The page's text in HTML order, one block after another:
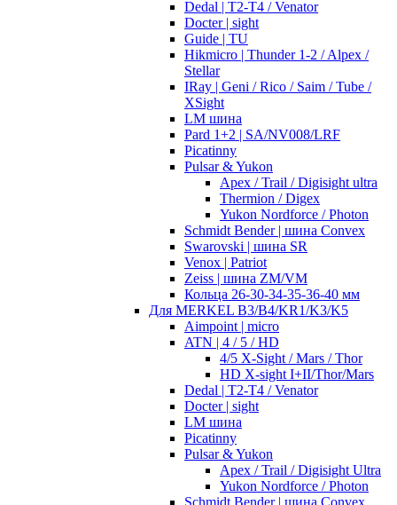
Dedal | T2-T4 / Venator
Docter | sight
Guide | TU
Hikmicro | Thunder 1-2 / Alpex /
Stellar
IRay | Geni / Rico / Saim / Tube /
XSight
LM шина
Pard 1+2 | SA/NV008/LRF
Picatinny
Pulsar & Yukon
Apex / Trail / Digisight ultra
Thermion / Digex
Yukon Nordforce / Photon
Schmidt Bender | шина Convex
Swarovski | шина SR
Venox | Patriot
Zeiss | шина ZM/VM
Кольца 26-30-34-35-36-40 мм
Для MERKEL B3/B4/KR1/K3/K5
Aimpoint | micro
ATN | 4 / 5 / HD
4/5 X-Sight / Mars / Thor
HD X-sight I+II/Thor/Mars
Dedal | T2-T4 / Venator
Docter | sight
LM шина
Picatinny
Pulsar & Yukon
Apex / Trail / Digisight Ultra
Yukon Nordforce / Photon
Schmidt Bender | шина Convex